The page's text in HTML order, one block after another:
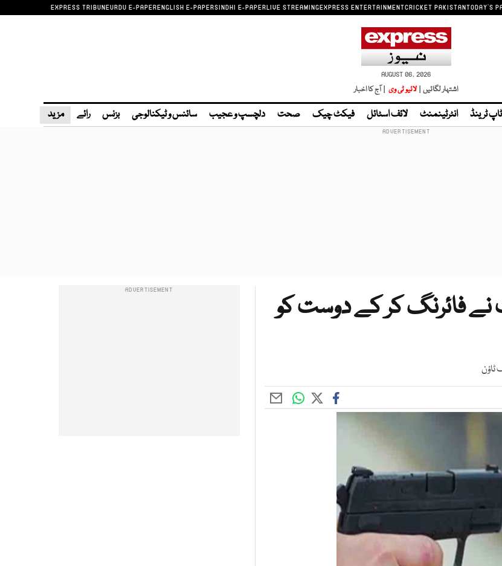
EXPRESS TRIBUNEURDU E-PAPERENGLISH E-PAPERSINDHI E-PAPERLIVE STREAMINGEXPRESS ENTERTAINMENTCRICKET PAKISTANTODAY'S
AUGUST 06, 2026
اشتہار لگائیں | لائیو ٹی وی | آج کا اخبار
ٹاپ ٹرینڈ انٹرٹینمنٹ لائف اسٹائل فیکٹ چیک صحت دلچسپ و عجیب سائنس و ٹیکنالوجی بزنس رائے مزید
نے فائرنگ کر کے دوست کو
ٹاؤن